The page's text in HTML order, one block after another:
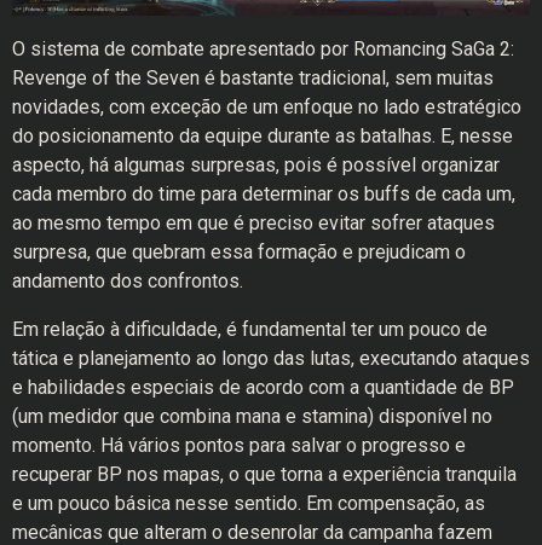
O sistema de combate apresentado por Romancing SaGa 2:
Revenge of the Seven é bastante tradicional, sem muitas
novidades, com exceção de um enfoque no lado estratégico
do posicionamento da equipe durante as batalhas. E, nesse
aspecto, há algumas surpresas, pois é possível organizar
cada membro do time para determinar os buffs de cada um,
ao mesmo tempo em que é preciso evitar sofrer ataques
surpresa, que quebram essa formação e prejudicam o
andamento dos confrontos.
Em relação à dificuldade, é fundamental ter um pouco de
tática e planejamento ao longo das lutas, executando ataques
e habilidades especiais de acordo com a quantidade de BP
(um medidor que combina mana e stamina) disponível no
momento. Há vários pontos para salvar o progresso e
recuperar BP nos mapas, o que torna a experiência tranquila
e um pouco básica nesse sentido. Em compensação, as
mecânicas que alteram o desenrolar da campanha fazem